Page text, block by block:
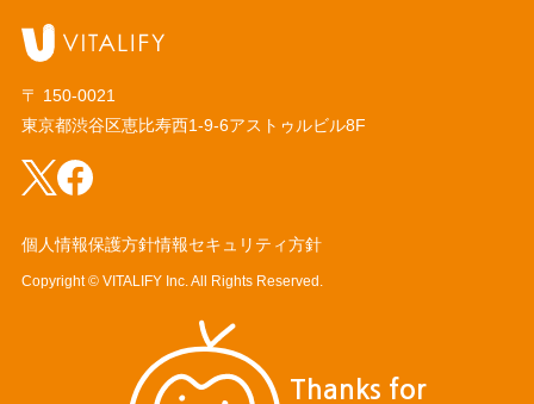
〒 150-0021
東京都渋谷区恵比寿西1-9-6アストゥルビル8F
個人情報保護方針情報セキュリティ方針
Copyright ©︎ VITALIFY Inc. All Rights Reserved.
Thanks for